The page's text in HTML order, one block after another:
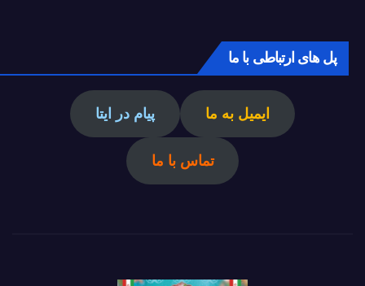
پل های ارتباطی با ما
ایمیل به ما پیام در ایتا
تماس با ما